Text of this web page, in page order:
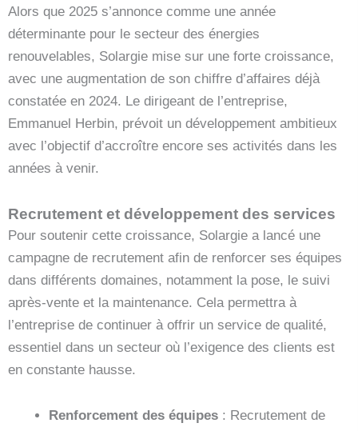
Alors que 2025 s’annonce comme une année
déterminante pour le secteur des énergies
renouvelables, Solargie mise sur une forte croissance,
avec une augmentation de son chiffre d’affaires déjà
constatée en 2024. Le dirigeant de l’entreprise,
Emmanuel Herbin, prévoit un développement ambitieux
avec l’objectif d’accroître encore ses activités dans les
années à venir.
Recrutement et développement des services
Pour soutenir cette croissance, Solargie a lancé une
campagne de recrutement afin de renforcer ses équipes
dans différents domaines, notamment la pose, le suivi
après-vente et la maintenance. Cela permettra à
l’entreprise de continuer à offrir un service de qualité,
essentiel dans un secteur où l’exigence des clients est
en constante hausse.
Renforcement des équipes : Recrutement de